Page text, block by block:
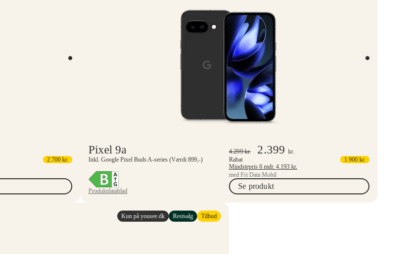
2.700 kr.
Pixel 9a
Inkl. Google Pixel Buds A-series (Værdi 899,-)
Produktdatablad
4.299kr. 2.399kr.
Rabat
1.900 kr.
Mindstepris 6 mdr. 4.193 kr.
med Fri Data Mobil
Se produkt
Kun på yousee.dk Restsalg Tilbud